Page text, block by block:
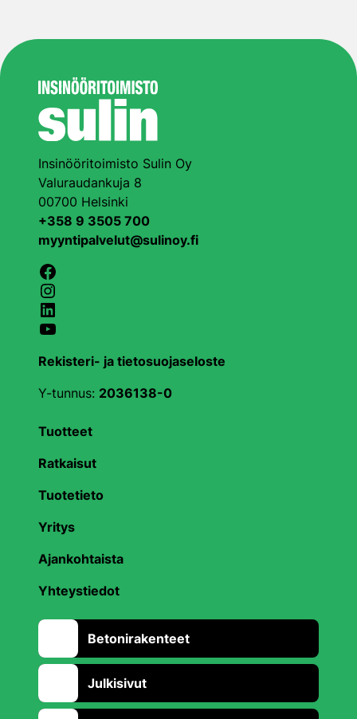
Insinööritoimisto Sulin Oy
Valuraudankuja 8
00700 Helsinki
+358 9 3505 700
myyntipalvelut@sulinoy.fi
Facebook
Instagram
LinkedIn
YouTube
Rekisteri- ja tietosuojaseloste
Y-tunnus: 2036138-0
Tuotteet
Ratkaisut
Tuotetieto
Yritys
Ajankohtaista
Yhteystiedot
Betonirakenteet
Julkisivut